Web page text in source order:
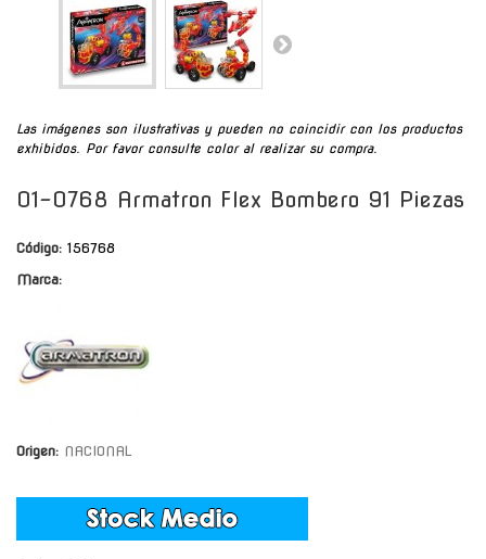
Las imágenes son ilustrativas y pueden no coincidir con los productos
exhibidos. Por favor consulte color al realizar su compra.
01-0768 Armatron Flex Bombero 91 Piezas
Código: 156768
Marca:
Origen: NACIONAL